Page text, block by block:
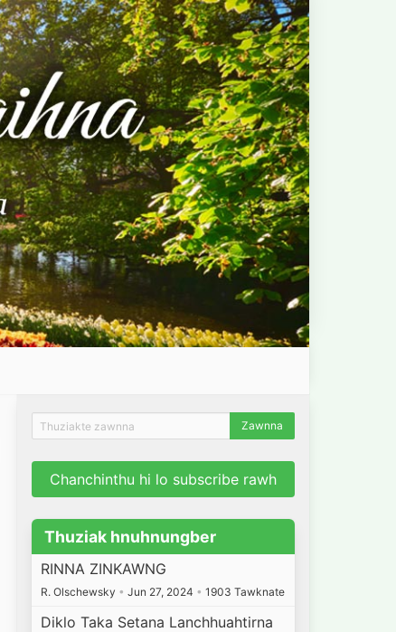
Chanchinthu hi lo subscribe rawh
Thuziak hnuhnungber
RINNA ZINKAWNG
R. Olschewsky • Jun 27, 2024 • 1903 Tawknate
Diklo Taka Setana Lanchhuahtirna